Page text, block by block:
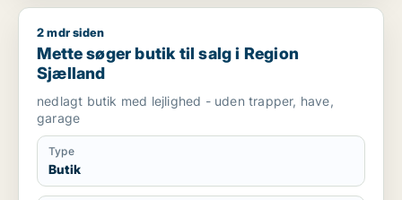
Mette søger butik til salg i Region Sjælland
2 mdr siden
Mette søger butik til salg i Region
Sjælland
nedlagt butik med lejlighed - uden trapper, have,
garage
Type
Butik